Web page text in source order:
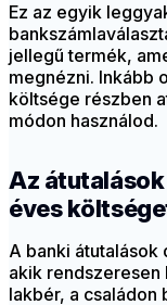
Ez az egyik
jellegű termék,
megnézni. Inkább
költsége részben
módon használod.
Az
éves
A banki átutalások
akik rendszeresen
lakbér, a családon